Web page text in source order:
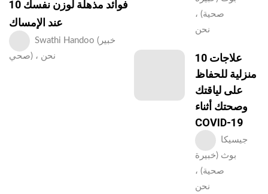
10 فوائد مذهلة لوزن نفسك
عند الإمساك
Swathi Handoo (خبير
صحي) ، نحن
صحية) ،
نحن
10 علاجات
منزلية للحفاظ
على لياقتك
وصحتك أثناء
COVID-19
جيسيكا
بوث (خبيرة
صحية) ،
نحن